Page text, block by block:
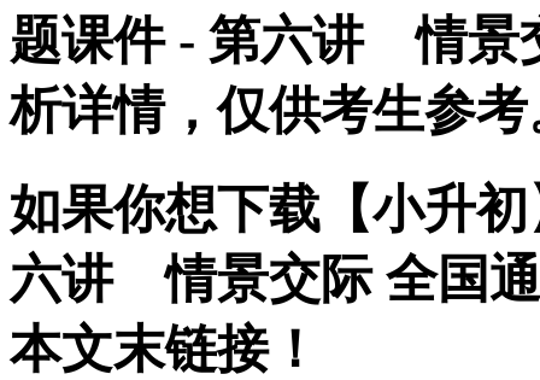
题课件 - 第六讲 情景
析详情，仅供考生参考
如果你想下载【小升
六讲 情景交际 全国
本文末链接！